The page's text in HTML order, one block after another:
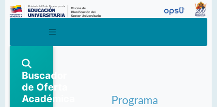
Buscador
de Oferta
Académica
Programa